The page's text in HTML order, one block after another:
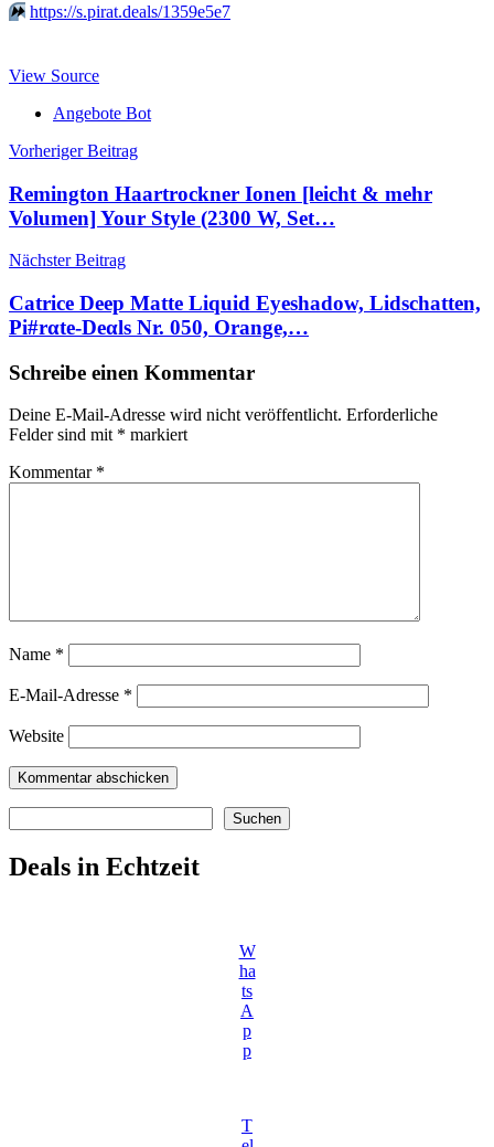
⏩️ https://s.pirat.deals/1359e5e7
View Source
Angebote Bot
Beitragsnavigation
Vorheriger Beitrag
Remington Haartrockner Ionen [leicht & mehr
Volumen] Your Style (2300 W, Set…
Nächster Beitrag
Catrice Deep Matte Liquid Eyeshadow, Lidschatten,
Pi#rαtе-Dеαls Nr. 050, Orange,…
Schreibe einen Kommentar
Deine E-Mail-Adresse wird nicht veröffentlicht. Erforderliche
Felder sind mit * markiert
Kommentar *
Name *
E-Mail-Adresse *
Website
Suchen
Deals in Echtzeit
W
ha
ts
A
p
p
T